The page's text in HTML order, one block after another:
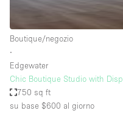
Stand / Chiosco / Stand
Studio fotografico /
Uffici
Villa / Casa
Boutique/negozio
∙
Edgewater
Chic Boutique Studio with
750 sq ft
su base $600 al giorno